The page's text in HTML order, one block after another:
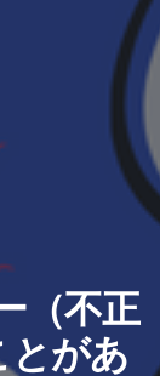
（不正
があ